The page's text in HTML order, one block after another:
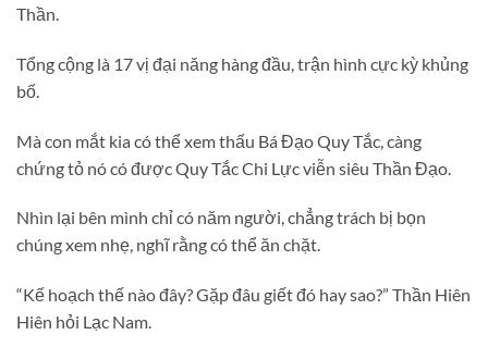
Thần.
Tổng cộng là 17 vị đại năng hàng đầu, trận hình cực kỳ khủng
bố.
Mà con mắt kia có thể xem thấu Bá Đạo Quy Tắc, càng
chứng tỏ nó có được Quy Tắc Chi Lực viễn siêu Thần Đạo.
Nhìn lại bên mình chỉ có năm người, chẳng trách bị bọn
chúng xem nhẹ, nghĩ rằng có thể ăn chặt.
“Kế hoạch thế nào đây? Gặp đâu giết đó hay sao?” Thần Hiên
Hiên hỏi Lạc Nam.